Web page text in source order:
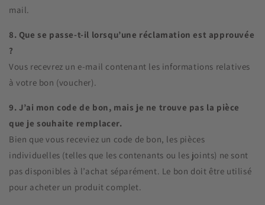
mail.
8. Que se passe-t-il lorsqu’une réclamation est approuvée
?
Vous recevrez un e-mail contenant les informations relatives
à votre bon (voucher).
9. J’ai mon code de bon, mais je ne trouve pas la pièce
que je souhaite remplacer.
Bien que vous receviez un code de bon, les pièces
individuelles (telles que les contenants ou les joints) ne sont
pas disponibles à l’achat séparément. Le bon doit être utilisé
pour acheter un produit complet.